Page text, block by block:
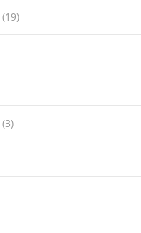
(19)
(3)